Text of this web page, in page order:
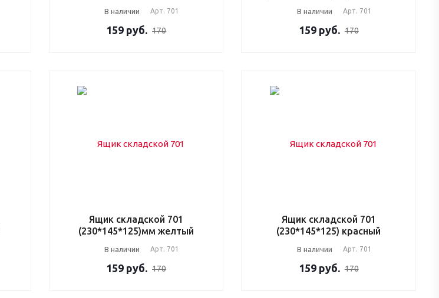
В наличии Арт. 701
159 руб. 170
В наличии Арт. 701
159 руб. 170
Ящик складской 701
(230*145*125)мм желтый
В наличии Арт. 701
159 руб. 170
Ящик складской 701
(230*145*125) красный
В наличии Арт. 701
159 руб. 170